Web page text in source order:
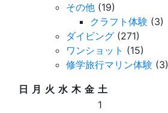
その他 (19)
クラフト体験 (3)
ダイビング (271)
ワンショット (15)
修学旅行マリン体験 (3)
日 月 火 水 木 金 土
1